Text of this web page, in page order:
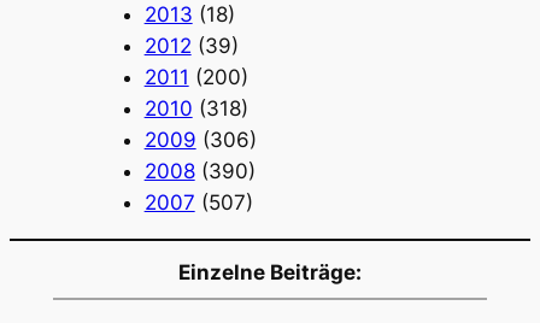
2013 (18)
2012 (39)
2011 (200)
2010 (318)
2009 (306)
2008(390)
2007 (507)
Einzelne Beiträge: